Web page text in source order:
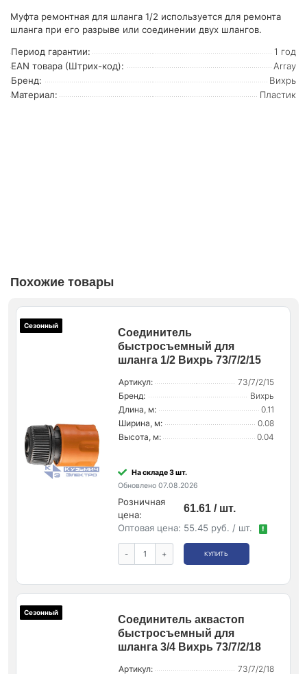
Муфта ремонтная для шланга 1/2 используется для ремонта
шланга при его разрыве или соединении двух шлангов.
Период гарантии:
1 год
EAN товара (Штрих-код):
Array
Бренд:
Вихрь
Материал:
Пластик
Похожие товары
Сезонный
Соединитель
быстросъемный для
шланга 1/2 Вихрь 73/7/2/15
Артикул:
73/7/2/15
Бренд:
Вихрь
Длина, м:
0.11
Ширина, м:
0.08
Высота, м:
0.04
На складе 3 шт.
Обновлено 07.08.2026
Розничная
цена:
61.61 / шт.
Оптовая цена: 55.45 руб. / шт. !
- + КУПИТЬ
Сезонный
Соединитель аквастоп
быстросъемный для
шланга 3/4 Вихрь 73/7/2/18
Артикул: 73/7/2/18